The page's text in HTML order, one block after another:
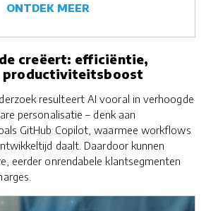
ONTDEK MEER
creëert: efficiëntie,
productiviteitsboost
resulteert AI vooral in verhoogde
personalisatie – denk aan
GitHub Copilot, waarmee workflows
daalt. Daardoor kunnen
eerder onrendabele klantsegmenten